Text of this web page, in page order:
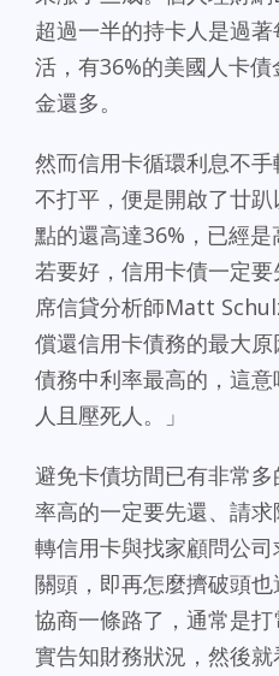
超過一半的持卡人是過
活，有36%的美國人卡
金還多。
然而信用卡循環利息不
不打平，便是開啟了廿
點的還高達36%，已經
若要好，信用卡債一定
席信貸分析師Matt
償還信用卡債務的最大
債務中利率最高的，這
人且壓死人。」
避免卡債坊間已有非常
率高的一定要先還、請
轉信用卡與找家顧問公
關頭，即再怎麼擠破頭
協商一條路了，通常是
實告知財務狀況，然後